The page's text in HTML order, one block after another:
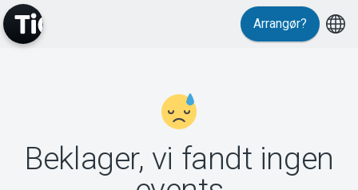
Support
Arrangør?
Beklager, vi fandt ingen